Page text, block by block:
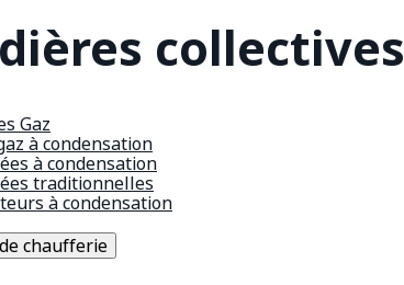
collectives
Gaz
à condensation
à condensation
traditionnelles
à condensation
chaufferie